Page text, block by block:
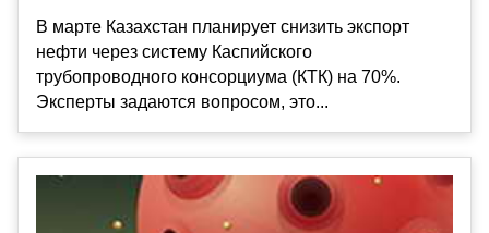
В марте Казахстан планирует снизить экспорт
нефти через систему Каспийского
трубопроводного консорциума (КТК) на 70%.
Эксперты задаются вопросом, это...